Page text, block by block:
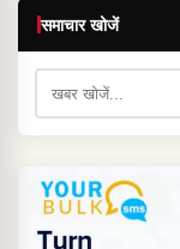
समाचार खोजें